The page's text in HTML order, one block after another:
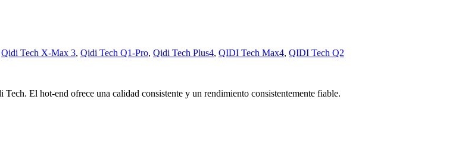
Qidi Tech X-Max 3, Qidi Tech Q1-Pro, Qidi Tech Plus4, QIDI Tech Max4, QIDI Tech Q2
El hot-end ofrece una calidad consistente y un rendimiento consistentemente fiable.